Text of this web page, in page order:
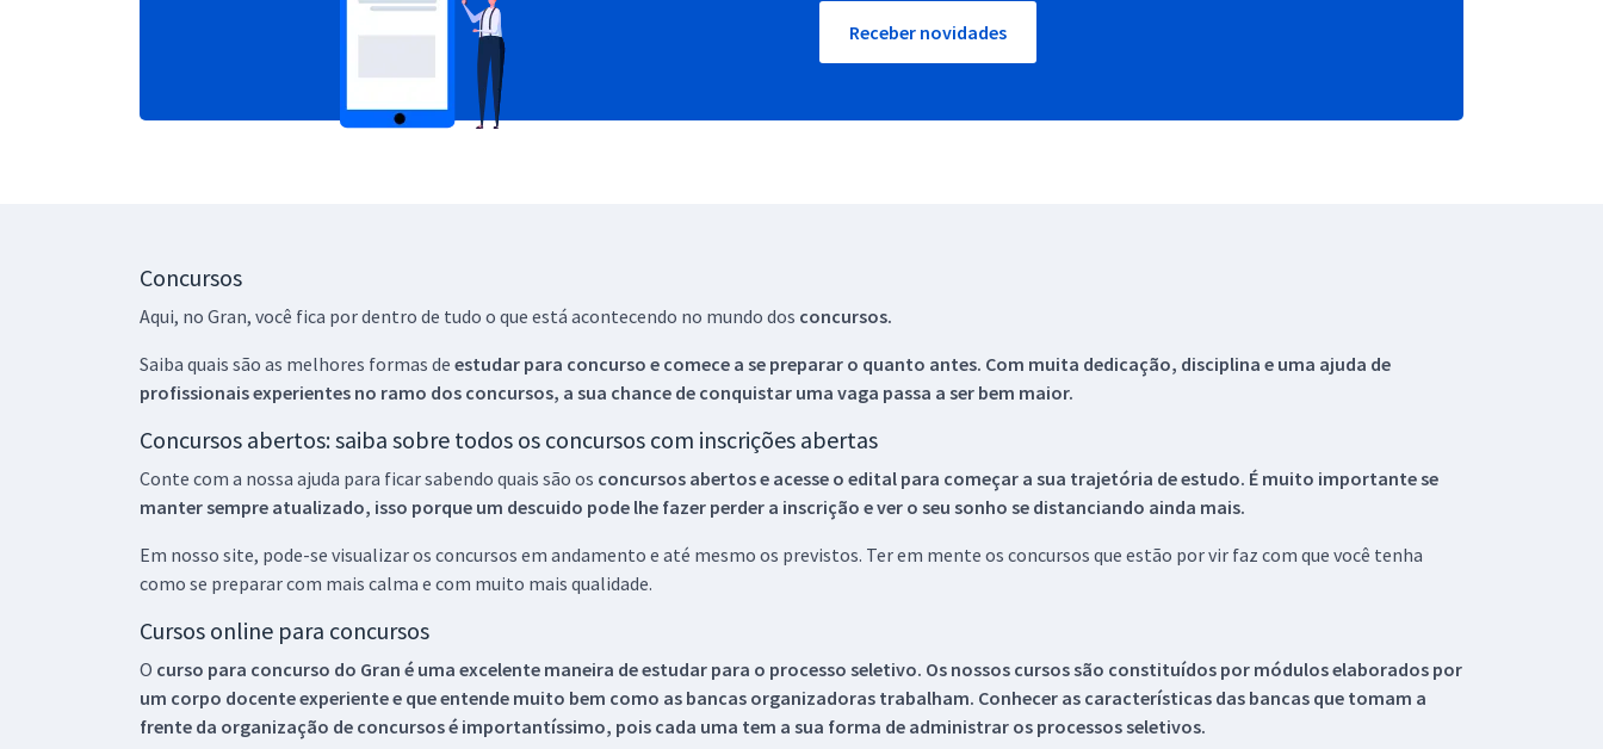
Receber novidades
Concursos
Aqui, no Gran, você fica por dentro de tudo o que está acontecendo no mundo dos concursos.
Saiba quais são as melhores formas de estudar para concurso e comece a se preparar o quanto antes. Com muita dedicação, disciplina e uma ajuda de
profissionais experientes no ramo dos concursos, a sua chance de conquistar uma vaga passa a ser bem maior.
Concursos abertos: saiba sobre todos os concursos com inscrições abertas
Conte com a nossa ajuda para ficar sabendo quais são os concursos abertos e acesse o edital para começar a sua trajetória de estudo. É muito importante se
manter sempre atualizado, isso porque um descuido pode lhe fazer perder a inscrição e ver o seu sonho se distanciando ainda mais.
Em nosso site, pode-se visualizar os concursos em andamento e até mesmo os previstos. Ter em mente os concursos que estão por vir faz com que você tenha
como se preparar com mais calma e com muito mais qualidade.
Cursos online para concursos
O curso para concurso do Gran é uma excelente maneira de estudar para o processo seletivo. Os nossos cursos são constituídos por módulos elaborados por
um corpo docente experiente e que entende muito bem como as bancas organizadoras trabalham. Conhecer as características das bancas que tomam a
frente da organização de concursos é importantíssimo, pois cada uma tem a sua forma de administrar os processos seletivos.